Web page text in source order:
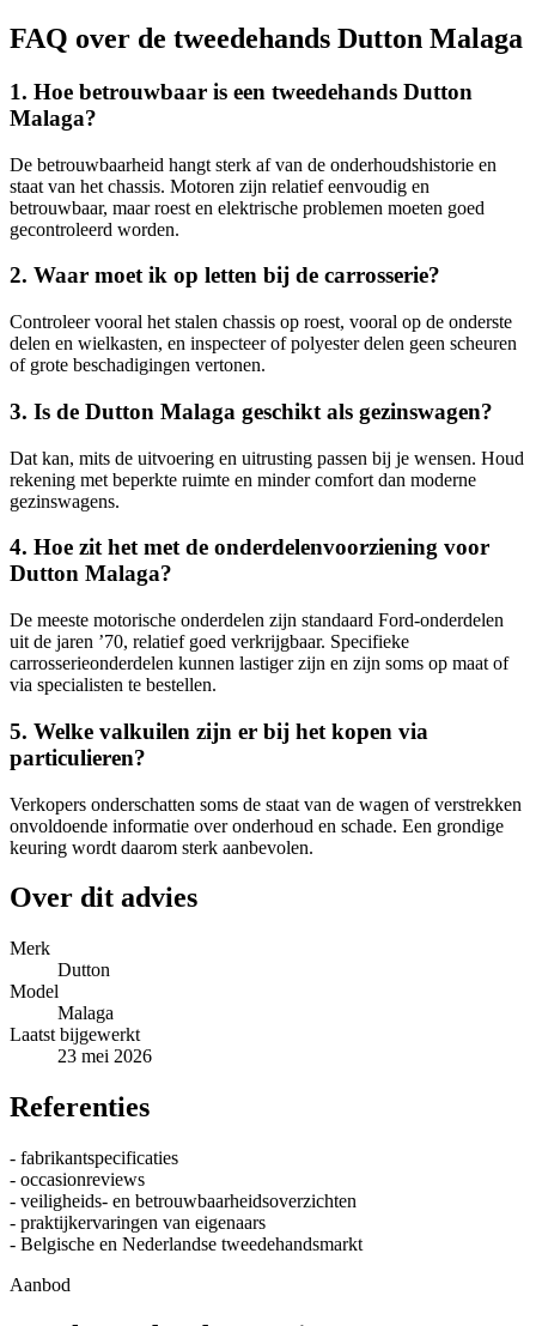
FAQ over de tweedehands Dutton Malaga
1. Hoe betrouwbaar is een tweedehands Dutton
Malaga?
De betrouwbaarheid hangt sterk af van de onderhoudshistorie en
staat van het chassis. Motoren zijn relatief eenvoudig en
betrouwbaar, maar roest en elektrische problemen moeten goed
gecontroleerd worden.
2. Waar moet ik op letten bij de carrosserie?
Controleer vooral het stalen chassis op roest, vooral op de onderste
delen en wielkasten, en inspecteer of polyester delen geen scheuren
of grote beschadigingen vertonen.
3. Is de Dutton Malaga geschikt als gezinswagen?
Dat kan, mits de uitvoering en uitrusting passen bij je wensen. Houd
rekening met beperkte ruimte en minder comfort dan moderne
gezinswagens.
4. Hoe zit het met de onderdelenvoorziening voor
Dutton Malaga?
De meeste motorische onderdelen zijn standaard Ford-onderdelen
uit de jaren ’70, relatief goed verkrijgbaar. Specifieke
carrosserieonderdelen kunnen lastiger zijn en zijn soms op maat of
via specialisten te bestellen.
5. Welke valkuilen zijn er bij het kopen via
particulieren?
Verkopers onderschatten soms de staat van de wagen of verstrekken
onvoldoende informatie over onderhoud en schade. Een grondige
keuring wordt daarom sterk aanbevolen.
Over dit advies
Merk
Dutton
Model
Malaga
Laatst bijgewerkt
23 mei 2026
Referenties
- fabrikantspecificaties
- occasionreviews
- veiligheids- en betrouwbaarheidsoverzichten
- praktijkervaringen van eigenaars
- Belgische en Nederlandse tweedehandsmarkt
Aanbod